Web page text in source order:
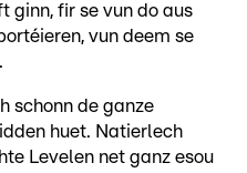
ginn, fir se vun do aus
vun deem se
schonn de ganze
huet. Natierlech
Levelen net ganz esou